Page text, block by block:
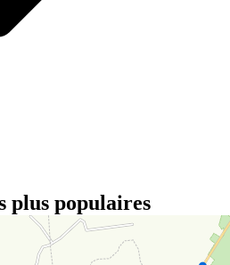
plus populaires